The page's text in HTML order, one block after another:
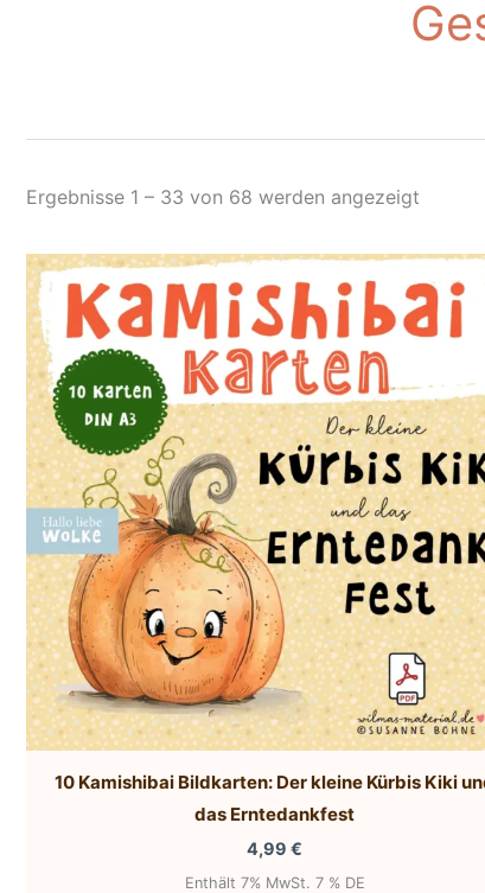
Ergebnisse 1 – 33 von 68 werden angezeigt
10 Kamishibai Bildkarten: Der kleine Kürbis Kiki
das Erntedankfest
4,99€
Enthält 7% MwSt. 7 % DE